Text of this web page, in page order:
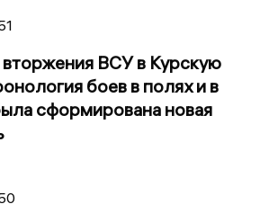
ВСУ в Курскую
боев в полях и в
сформирована новая